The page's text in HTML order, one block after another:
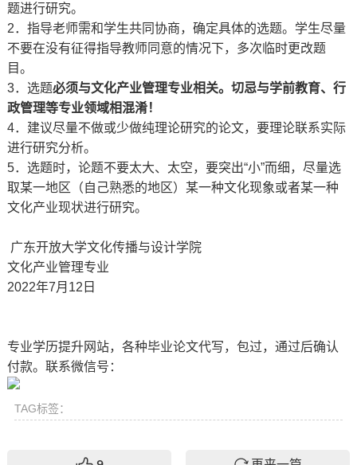
题进行研究。
2．指导老师需和学生共同协商，确定具体的选题。学生尽量
不要在没有征得指导教师同意的情况下，多次临时更改题
目。
3．选题必须与文化产业管理专业相关。切忌与学前教育、行
政管理等专业领域相混淆！
4．建议尽量不做或少做纯理论研究的论文，要理论联系实际
进行研究分析。
5．选题时，论题不要太大、太空，要突出“小”而细，尽量选
取某一地区（自己熟悉的地区）某一种文化现象或者某一种
文化产业现状进行研究。
广东开放大学文化传播与设计学院
文化产业管理专业
2022年7月12日
专业学历提升网站，各种毕业论文代写，包过，通过后确认
付款。联系微信号：
TAG标签：